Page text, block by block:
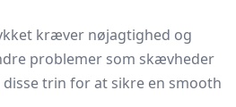
kræver nøjagtighed og
problemer som skævheder
trin for at sikre en smooth